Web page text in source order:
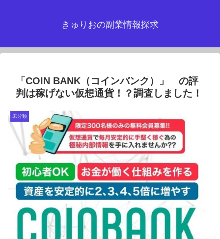
きゅりおの副業情報探求
「COIN BANK（コインバンク）」 の評
判は稼げない仮想通貨！？調査しました！
未分類